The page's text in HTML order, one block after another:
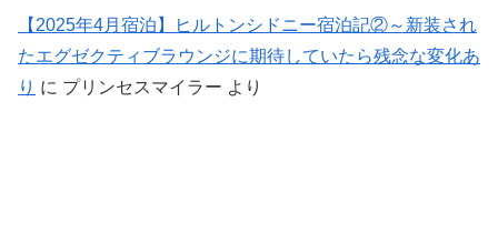
【2025年4月宿泊】ヒルトンシドニー宿泊記②～新装され
たエグゼクティブラウンジに期待していたら残念な変化あ
り に プリンセスマイラー より